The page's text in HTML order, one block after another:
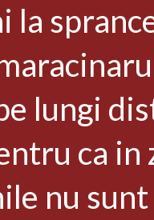
la
lungi
ca
nu